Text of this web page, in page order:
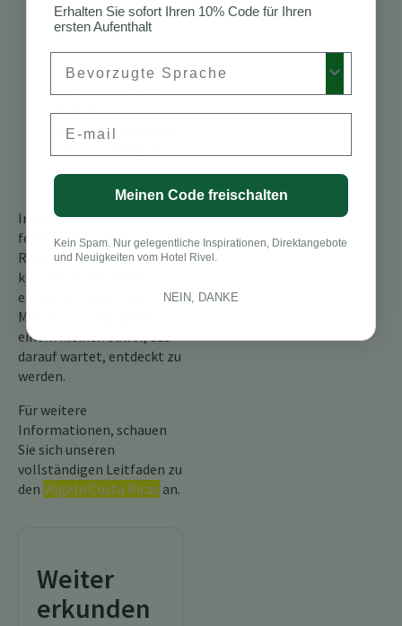
Motmot können ein
guter Hinweis auf
seine Anwesenheit
sein.
Nach Bewegung
suchen:Sein aktiver
Lebensstil bedeutet,
Unterholz
umherflattert.
Indem Sie diesen Tipps
folgen und in das Herz des
Regenwaldes eintauchen,
können Sie die Magie
entdecken, dem Tody
Motmot zu begegnen,
einem kleinen Juwel, das
darauf wartet, entdeckt zu
werden.
Für weitere
Informationen, schauen
Sie sich unseren
vollständigen Leitfaden zu
den Vögeln Costa Ricas an.
Weiter
erkunden
Erhalten Sie sofort Ihren 10% Code für Ihren
ersten Aufenthalt
Meinen Code freischalten
Kein Spam. Nur gelegentliche Inspirationen, Direktangebote
und Neuigkeiten vom Hotel Rivel.
NEIN, DANKE